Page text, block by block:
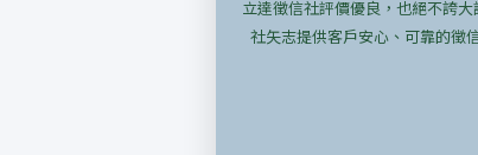
立達徵信社評價優良，也絕不誇
社矢志提供客戶安心、可靠的徵